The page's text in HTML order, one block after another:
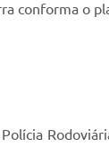
conforma o